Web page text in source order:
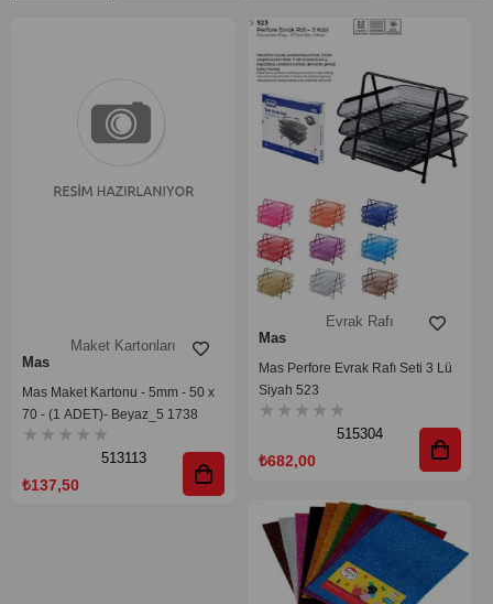
Maket Kartonları
Mas
Mas Maket Kartonu - 5mm - 50 x
70 - (1 ADET)- Beyaz_5 1738
★ ★ ★ ★ ★
513113
₺137,50
Evrak Rafı
Mas
Mas Perfore Evrak Rafı Seti 3 Lü
Siyah 523
★ ★ ★ ★ ★
515304
₺682,00